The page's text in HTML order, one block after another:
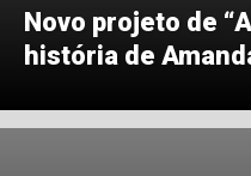
Novo projeto de
história de